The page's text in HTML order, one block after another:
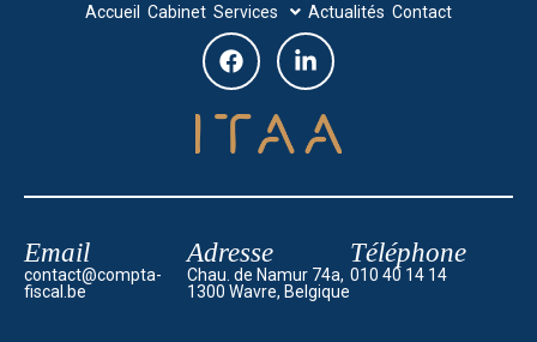
Accueil Cabinet Services Actualités Contact
Email
contact@compta-
fiscal.be
Adresse
Chau. de Namur 74a,
1300 Wavre, Belgique
Téléphone
010 40 14 14